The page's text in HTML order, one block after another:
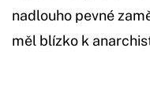
nadlouho pevné
měl blízko k